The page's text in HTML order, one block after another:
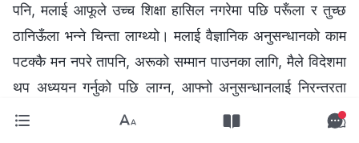
पनि, मलाई आफूले उच्च शिक्षा हासिल नगरेमा पछि परूँला र तुच्छ
ठानिऊँला भन्ने चिन्ता लाग्थ्यो। मलाई वैज्ञानिक अनुसन्धानको काम
पटक्कै मन नपरे तापनि, अरूको सम्मान पाउनका लागि, मैले विदेशमा
थप अध्ययन गर्नुको पछि लाग्न, आफ्नो अनुसन्धानलाई निरन्तरता
दिन, र यसका लागि लागिपर्नका निम्ति आफ्नो जीवन नै बिताउन